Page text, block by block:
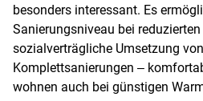
besonders interessant. Es
Sanierungsniveau bei
sozialverträgliche Umsetzung
Komplettsanierungen ‒
wohnen auch bei günstigen